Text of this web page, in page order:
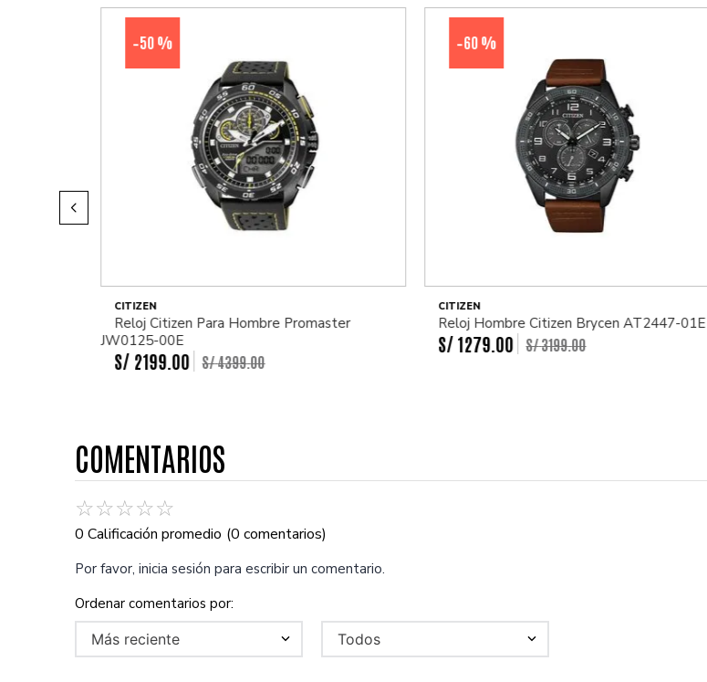
-50 %
CITIZEN
Reloj Citizen Para Hombre Promaster
JW0125-00E
S/ 2199.00 S/4399.00
-60 %
CITIZEN
Reloj Hombre Citizen Brycen AT2447-01E
S/1279.00 S/3199.00
COMENTARIOS
☆☆☆☆☆
0 Calificación promedio (0 comentarios)
Por favor, inicia sesión para escribir un comentario.
Más reciente Todos